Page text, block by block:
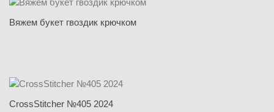
Вяжем букет гвоздик крючком
CrossStitcher №405 2024